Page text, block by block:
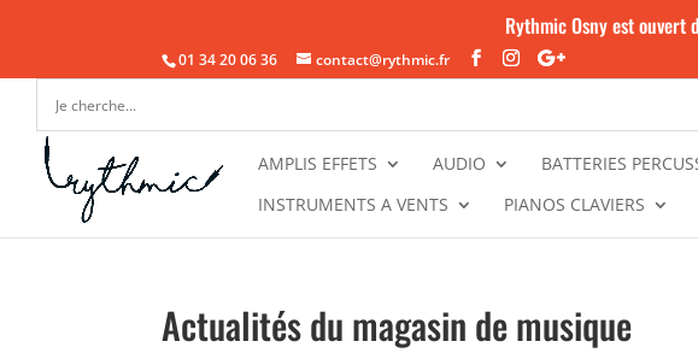
Rythmic Osny est
01 34 20 06 36 contact@rythmic.fr
AMPLIS EFFETS AUDIO BATTERIES
INSTRUMENTS A VENTS
PIANOS CLAVIERS
Actualités du magasin de musique